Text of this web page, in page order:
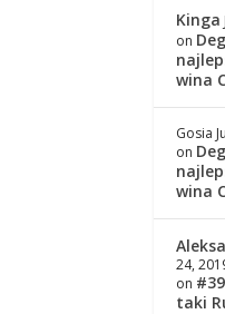
Kinga
on
wina
Gosia
on
wina
24,
on
taki